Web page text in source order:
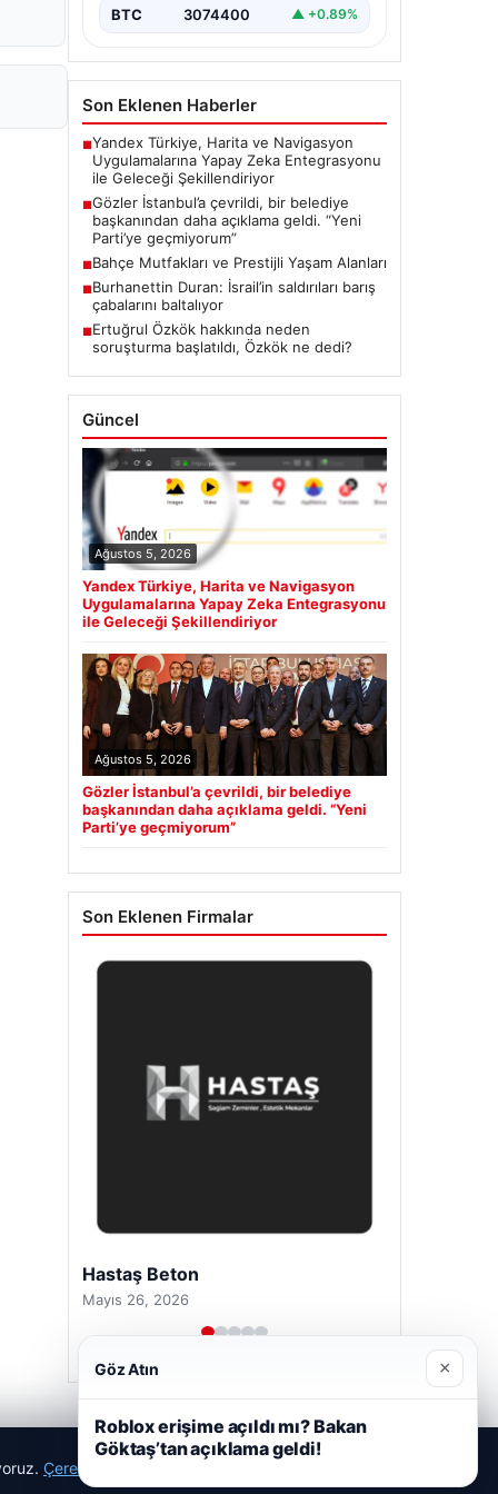
BTC 3074400 ▲ +0.89%
Son Eklenen Haberler
■Yandex Türkiye, Harita ve Navigasyon
Uygulamalarına Yapay Zeka Entegrasyonu
ile Geleceği Şekillendiriyor
■Gözler İstanbul’a çevrildi, bir belediye
başkanından daha açıklama geldi. “Yeni
Parti’ye geçmiyorum”
■Bahçe Mutfakları ve Prestijli Yaşam Alanları
■Burhanettin Duran: İsrail’in saldırıları barış
çabalarını baltalıyor
■Ertuğrul Özkök hakkında neden
soruşturma başlatıldı, Özkök ne dedi?
Güncel
Ağustos 5, 2026
Yandex Türkiye, Harita ve Navigasyon
Uygulamalarına Yapay Zeka Entegrasyonu
ile Geleceği Şekillendiriyor
Ağustos 5, 2026
Gözler İstanbul’a çevrildi, bir belediye
başkanından daha açıklama geldi. “Yeni
Parti’ye geçmiyorum”
Son Eklenen Firmalar
Hastaş Beton
Mayıs 26, 2026
Çerez Politikamız
Göz Atın ×
Roblox erişime açıldı mı? Bakan
Göktaş’tan açıklama geldi!